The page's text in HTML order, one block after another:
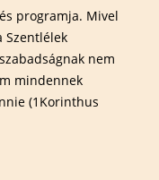
programja. Mivel
Szentlélek
nem
mindennek
(1Korinthus